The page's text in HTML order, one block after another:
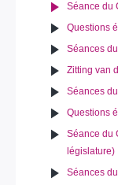
Séance du
Questions
Séances
Zitting van
Séances
Questions
Séance du
législature)
Séances